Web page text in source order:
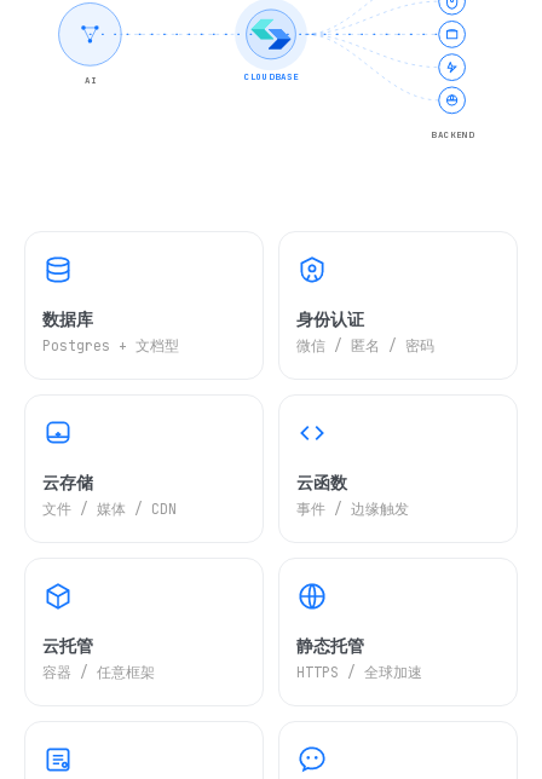
AI CLOUDBASE
BACKEND
数据库
Postgres + 文档型
身份认证
微信 / 匿名 / 密码
云存储
文件 / 媒体 / CDN
云函数
事件 / 边缘触发
云托管
容器 / 任意框架
静态托管
HTTPS / 全球加速